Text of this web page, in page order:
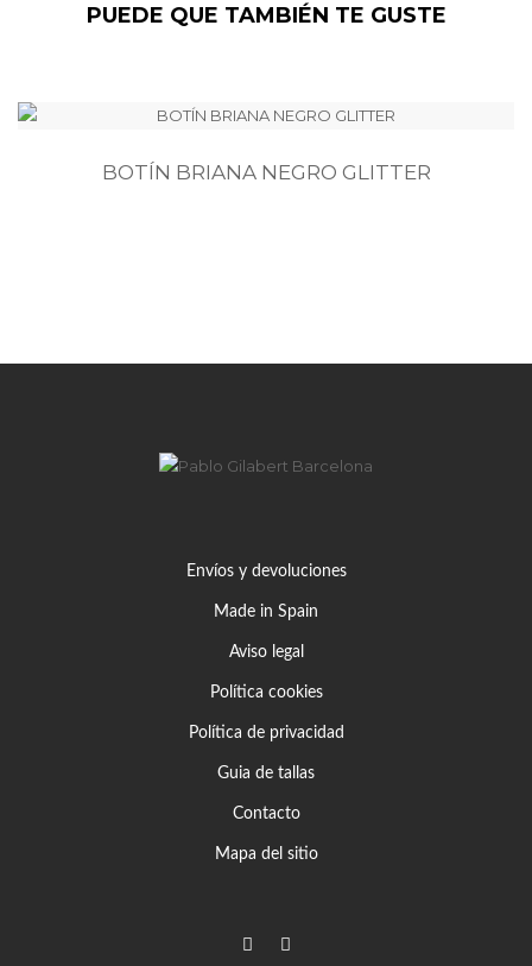
PUEDE QUE TAMBIÉN TE GUSTE
BOTÍN BRIANA NEGRO GLITTER
Envíos y devoluciones
Made in Spain
Aviso legal
Política cookies
Política de privacidad
Guia de tallas
Contacto
Mapa del sitio